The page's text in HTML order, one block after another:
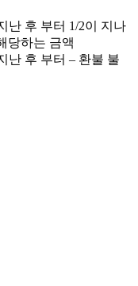
난 후 부터 1/2이 지나
당하는 금액
난 후 부터 – 환불 불